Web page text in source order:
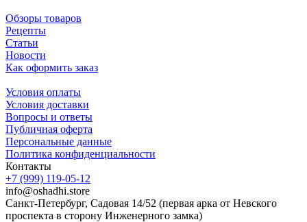
Обзоры товаров
Рецепты
Статьи
Новости
Как оформить заказ
Условия оплаты
Условия доставки
Вопросы и ответы
Публичная оферта
Персональные данные
Политика конфиденциальности
Контакты
+7 (999) 119-05-12
info@oshadhi.store
Санкт-Петербург, Садовая 14/52 (первая арка от Невского
проспекта в сторону Инженерного замка)